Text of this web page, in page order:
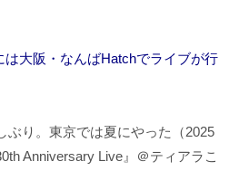
大阪・なんばHatchでライブが行
ぶり。東京では夏にやった（2025
Anniversary Live』＠ティアラこ